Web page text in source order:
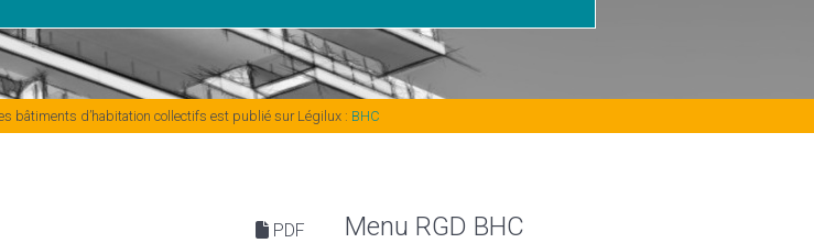
bâtiments d’habitation collectifs est publié sur Légilux : BHC
PDF Menu RGD BHC